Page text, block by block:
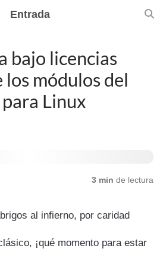
Entrada
bajo licencias
los módulos del
Linux
3 min de lectura
al infierno, por caridad
¡qué momento para estar